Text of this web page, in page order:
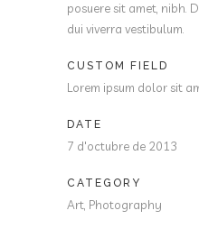
posuere sit amet, nibh.
dui viverra vestibulum.
CUSTOM FIELD
Lorem ipsum dolor sit
DATE
7 d'octubre de 2013
CATEGORY
Art, Photography